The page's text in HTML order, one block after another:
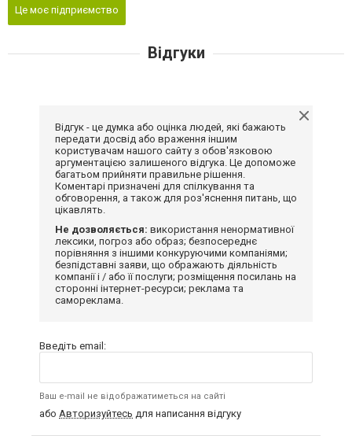
Це моє підприємство
Відгуки
Відгук - це думка або оцінка людей, які бажають
передати досвід або враження іншим
користувачам нашого сайту з обов'язковою
аргументацією залишеного відгука. Це допоможе
багатьом прийняти правильне рішення.
Коментарі призначені для спілкування та
обговорення, а також для роз'яснення питань, що
цікавлять.
Не дозволяється: використання ненормативної
лексики, погроз або образ; безпосереднє
порівняння з іншими конкуруючими компаніями;
безпідставні заяви, що ображають діяльність
компанії і / або її послуги; розміщення посилань на
сторонні інтернет-ресурси; реклама та
самореклама.
Введіть email:
Ваш e-mail не відображатиметься на сайті
або Авторизуйтесь для написання відгуку